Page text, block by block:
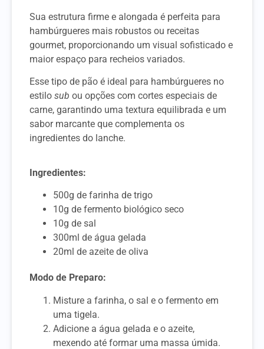
Sua estrutura firme e alongada é perfeita para
hambúrgueres mais robustos ou receitas
gourmet, proporcionando um visual sofisticado e
maior espaço para recheios variados.
Esse tipo de pão é ideal para hambúrgueres no
estilo sub ou opções com cortes especiais de
carne, garantindo uma textura equilibrada e um
sabor marcante que complementa os
ingredientes do lanche.
Ingredientes:
500g de farinha de trigo
10g de fermento biológico seco
10g de sal
300ml de água gelada
20ml de azeite de oliva
Modo de Preparo:
Misture a farinha, o sal e o fermento em
uma tigela.
Adicione a água gelada e o azeite,
mexendo até formar uma massa úmida.